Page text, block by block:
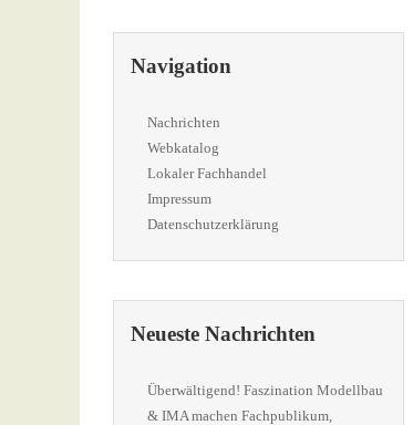
Navigation
Nachrichten
Webkatalog
Lokaler Fachhandel
Impressum
Datenschutzerklärung
Neueste Nachrichten
Überwältigend! Faszination Modellbau
& IMA machen Fachpublikum,